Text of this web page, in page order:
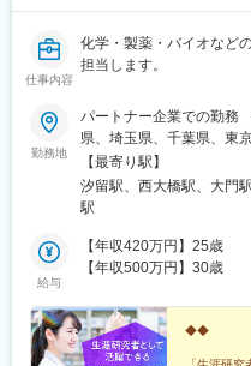
仕事内容
化学・製薬・バイオなど
担当します。
勤務地
パートナー企業での勤務
県、埼玉県、千葉県、東
県、三重県、滋賀県、京
勤務地・配属先企業は、
やご希望を考慮し決定し
望をお聞かせください！
【最寄り駅】
汐留駅、西大橋駅、大門
駅
給与
【年収420万円】25歳
【年収500万円】30歳
◆◆